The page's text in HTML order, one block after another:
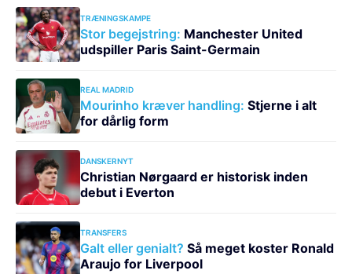
TRÆNINGSKAMPE
Stor begejstring: Manchester United
udspiller Paris Saint-Germain
REAL MADRID
Mourinho kræver handling: Stjerne i alt
for dårlig form
DANSKERNYT
Christian Nørgaard er historisk inden
debut i Everton
TRANSFERS
Galt eller genialt? Så meget koster Ronald
Araujo for Liverpool